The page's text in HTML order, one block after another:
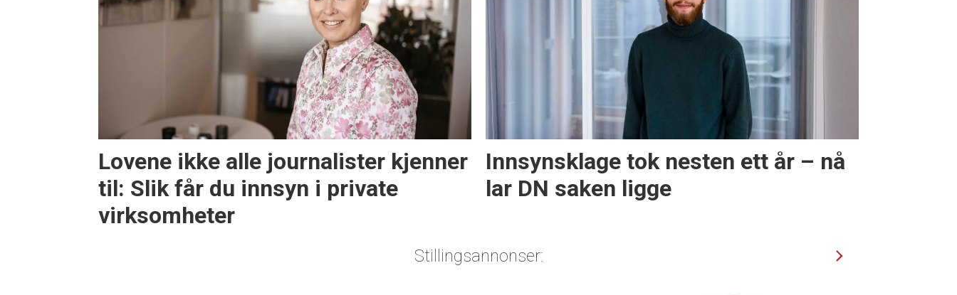
Lovene ikke alle journalister kjenner
til: Slik får du innsyn i private
virksomheter
Innsynsklage tok nesten ett år – nå
lar DN saken ligge
Stillingsannonser: